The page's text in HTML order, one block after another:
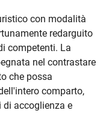
con modalità
redarguito
competenti. La
nel contrastare
che possa
comparto,
di accoglienza e